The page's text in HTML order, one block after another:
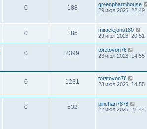
0 188
greenpharmhouse
29 июл 2026, 22:49
0 185
miraclejons180
29 июл 2026, 20:51
0 2399
toretovon76
23 июл 2026, 14:55
0 1231
toretovon76
23 июл 2026, 14:55
0 532
pinchan7878
22 июл 2026, 21:44